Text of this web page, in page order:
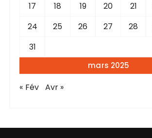
mars 2025
17
18 19 20 21
24
25 26 27 28
31
« Fév Avr »